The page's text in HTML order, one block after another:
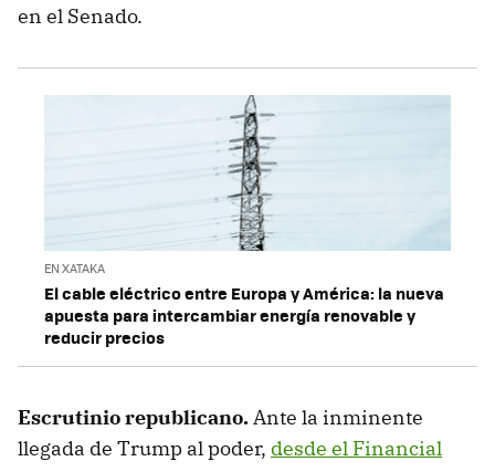
en el Senado.
EN XATAKA
El cable eléctrico entre Europa y América: la nueva
apuesta para intercambiar energía renovable y
reducir precios
Escrutinio republicano.Ante la inminente
llegada de Trump al poder, desde el Financial